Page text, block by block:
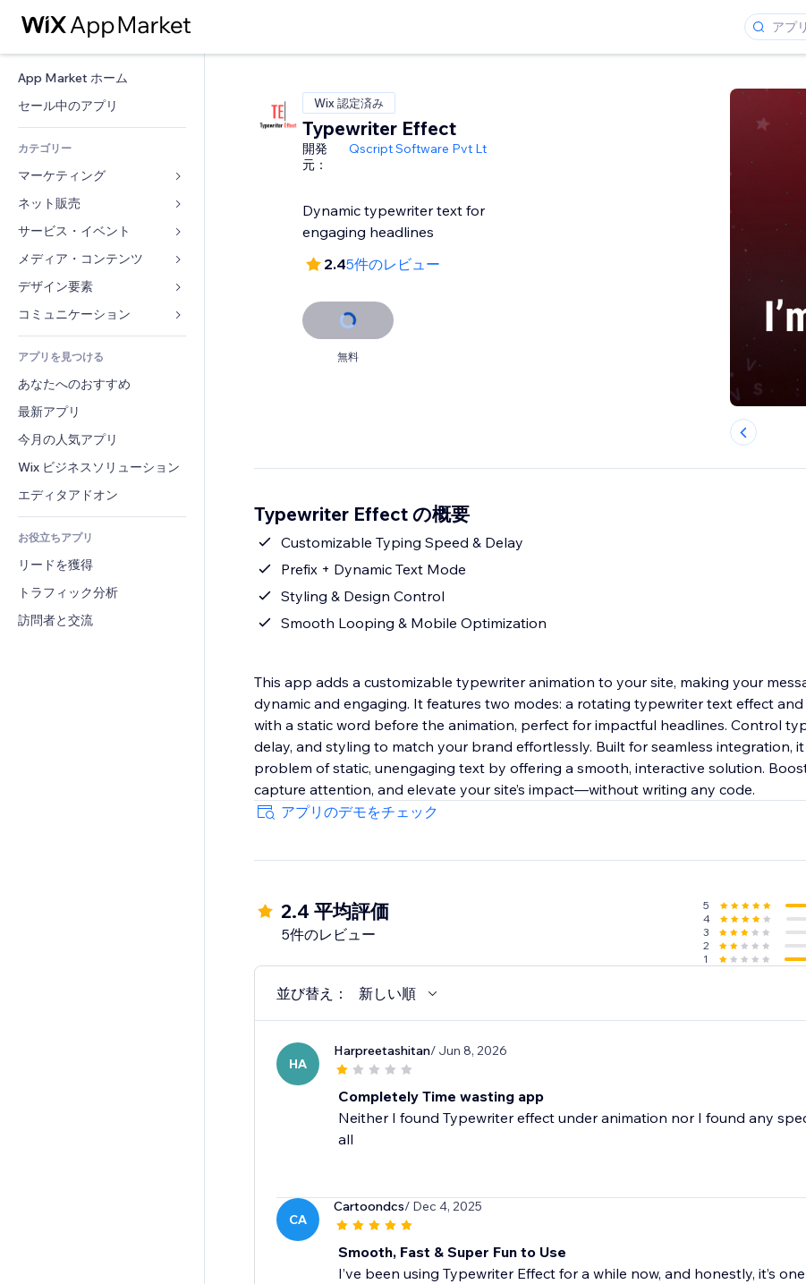
App Market ホーム
セール中のアプリ
カテゴリー
マーケティング
広告
モバイル
アクセス解析
リスティング広告
メール
コンバージョン
ネット販売
ストア用アプリ
発送・配達
販売ボタン
会計
クーポン・特典
倉庫管理ソリューション
ドロップシッピング
食品・飲料
サービス・イベント
ホテル
イベント
レストラン
不動産
ブッキング
メディア・コンテンツ
ギャラリー
音楽
ポッドキャスト
写真
動画
PDF
ファイル共有
ニュース
デザイン要素
マップ・ナビ
プライバシー・セキュリティ
時計
ページテンプレート
画像効果
ボタン・メニュー
バナー・バッジ
電卓
検索
天気
チャート・テーブル
フォーム
ブログ
投票
チャット
コメント
電話
コミュニティィ
レビュー・お客さまの声
CRM
アプリを見つける
あなたへのおすすめ
最新アプリ
今月の人気アプリ
Wix ビジネスソリューション
エディタアドオン
お役立ちアプリ
リードを獲得
トラフィック分析
訪問者と交流
Wix 認定済み
Typewriter Effect
開発
元：
Qscript Software Pvt Lt
Dynamic typewriter text for
engaging headlines
2.45件のレビュー
無料
Typewriter Effect の概要
Customizable Typing Speed & Delay
Prefix + Dynamic Text Mode
Styling & Design Control
Smooth Looping & Mobile Optimization
This app adds a customizable typewriter animation to your site, making your
dynamic and engaging. It features two modes: a rotating typewriter text effect
with a static word before the animation, perfect for impactful headlines. Control
delay, and styling to match your brand effortlessly. Built for seamless integration,
problem of static, unengaging text by offering a smooth, interactive solution.
capture attention, and elevate your site’s impact—without writing any code.
アプリのデモをチェック
2.4 平均評価
5件のレビュー
5
4
3
2
1
並び替え： 新しい順
HA
Harpreetashitan/ Jun 8, 2026
Completely Time wasting app
Neither I found Typewriter effect under animation nor I found any
all
CA
Cartoondcs/ Dec 4, 2025
Smooth, Fast & Super Fun to Use
I’ve been using Typewriter Effect for a while now, and honestly, it’s